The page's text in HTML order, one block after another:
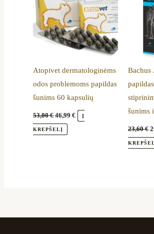
Atopivet dermatologinėms
odos problemoms papildas
šunims 60 kapsulių
53,00€ 46,99€ Į
KREPŠELĮ
Bachus
šunims
23,60€